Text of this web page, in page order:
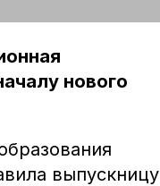
нового
выпускницу